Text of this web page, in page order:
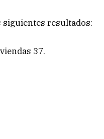
resultados:
37.